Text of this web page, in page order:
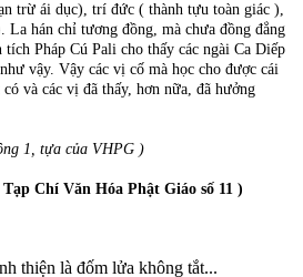
trừ ái dục), trí đức ( thành tựu toàn giác ),
La hán chỉ tương đồng, mà chưa đồng đẳng
Pháp Cú Pali cho thấy các ngài Ca Diếp
vậy. Vậy các vị cố mà học cho được cái
và các vị đã thấy, hơn nữa, đã hưởng
1, tựa của VHPG )
Chí Văn Hóa Phật Giáo số 11 )